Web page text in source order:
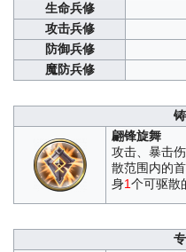
生命兵修
攻击兵修
防御兵修
魔防兵修
翩锋旋舞
攻击、暴击
散范围内的
身1个可驱散